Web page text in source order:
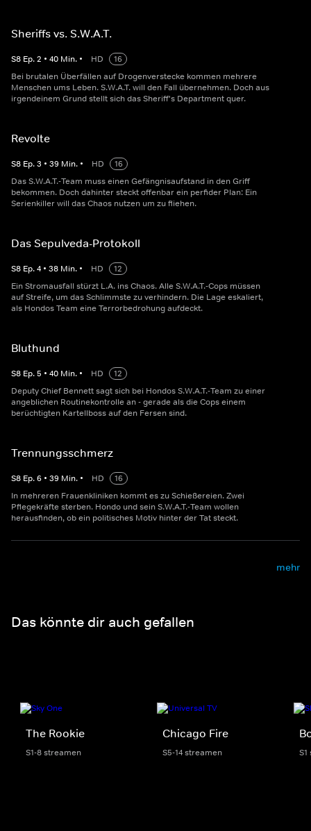
Sheriffs vs. S.W.A.T.
S8 Ep.2 • 40 Min. • HD
16
Bei brutalen Überfällen auf Drogenverstecke kommen mehrere
Menschen ums Leben. S.W.A.T. will den Fall übernehmen. Doch aus
irgendeinem Grund stellt sich das Sheriff's Department quer.
Revolte
S8 Ep.3 • 39 Min. • HD
16
Das S.W.A.T.-Team muss einen Gefängnisaufstand in den Griff
bekommen. Doch dahinter steckt offenbar ein perfider Plan: Ein
Serienkiller will das Chaos nutzen um zu fliehen.
Das Sepulveda-Protokoll
S8 Ep.4 • 38 Min. • HD
12
Ein Stromausfall stürzt L.A. ins Chaos. Alle S.W.A.T.-Cops müssen
auf Streife, um das Schlimmste zu verhindern. Die Lage eskaliert,
als Hondos Team eine Terrorbedrohung aufdeckt.
Bluthund
S8 Ep.5 • 40 Min. • HD
12
Deputy Chief Bennett sagt sich bei Hondos S.W.A.T.-Team zu einer
angeblichen Routinekontrolle an - gerade als die Cops einem
berüchtigten Kartellboss auf den Fersen sind.
Trennungsschmerz
S8 Ep.6 • 39 Min. • HD
16
In mehreren Frauenkliniken kommt es zu Schießereien. Zwei
Pflegekräfte sterben. Hondo und sein S.W.A.T.-Team wollen
herausfinden, ob ein politisches Motiv hinter der Tat steckt.
mehr
Das könnte dir auch gefallen
The Rookie
S1-8 streamen
Chicago Fire
S5-14 streamen